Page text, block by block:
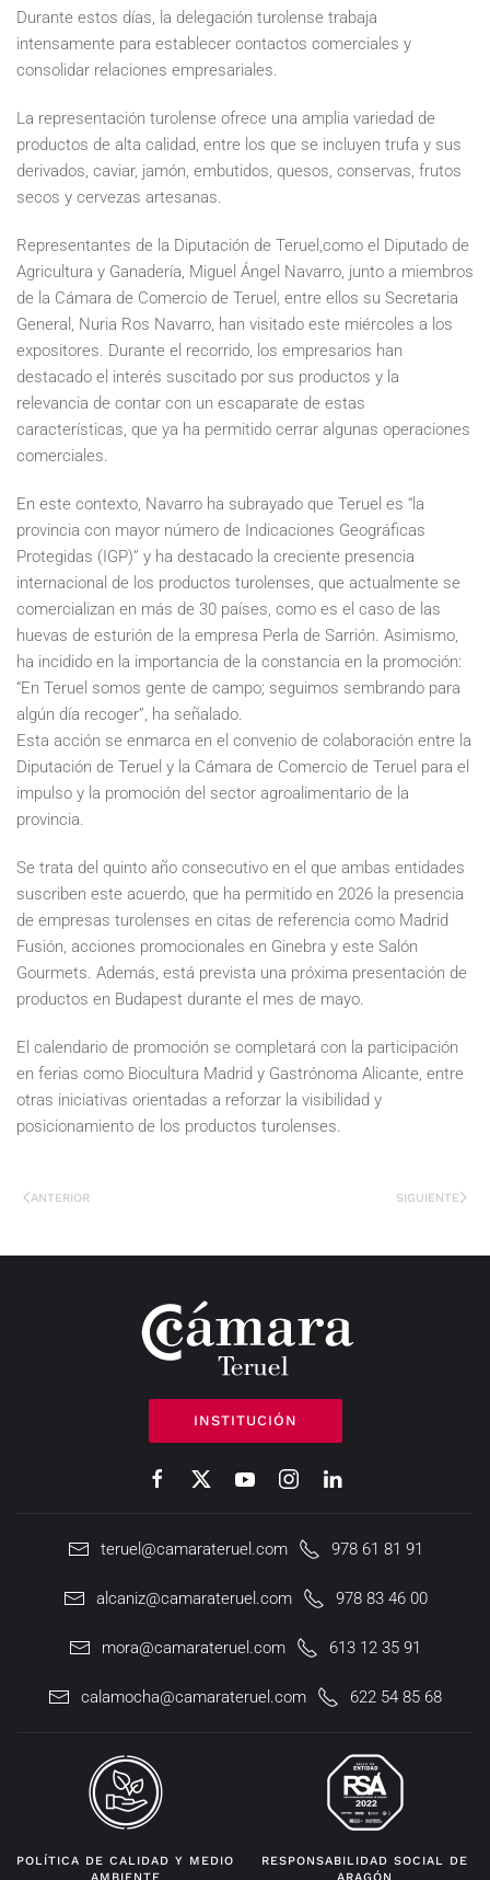
Durante estos días, la delegación turolense trabaja
intensamente para establecer contactos comerciales y
consolidar relaciones empresariales.
La representación turolense ofrece una amplia variedad de
productos de alta calidad, entre los que se incluyen trufa y sus
derivados, caviar, jamón, embutidos, quesos, conservas, frutos
secos y cervezas artesanas.
Representantes de la Diputación de Teruel,como el Diputado de
Agricultura y Ganadería, Miguel Ángel Navarro, junto a miembros
de la Cámara de Comercio de Teruel, entre ellos su Secretaria
General, Nuria Ros Navarro, han visitado este miércoles a los
expositores. Durante el recorrido, los empresarios han
destacado el interés suscitado por sus productos y la
relevancia de contar con un escaparate de estas
características, que ya ha permitido cerrar algunas operaciones
comerciales.
En este contexto, Navarro ha subrayado que Teruel es “la
provincia con mayor número de Indicaciones Geográficas
Protegidas (IGP)” y ha destacado la creciente presencia
internacional de los productos turolenses, que actualmente se
comercializan en más de 30 países, como es el caso de las
huevas de esturión de la empresa Perla de Sarrión. Asimismo,
ha incidido en la importancia de la constancia en la promoción:
“En Teruel somos gente de campo; seguimos sembrando para
algún día recoger”, ha señalado.
Esta acción se enmarca en el convenio de colaboración entre la
Diputación de Teruel y la Cámara de Comercio de Teruel para el
impulso y la promoción del sector agroalimentario de la
provincia.
Se trata del quinto año consecutivo en el que ambas entidades
suscriben este acuerdo, que ha permitido en 2026 la presencia
de empresas turolenses en citas de referencia como Madrid
Fusión, acciones promocionales en Ginebra y este Salón
Gourmets. Además, está prevista una próxima presentación de
productos en Budapest durante el mes de mayo.
El calendario de promoción se completará con la participación
en ferias como Biocultura Madrid y Gastrónoma Alicante, entre
otras iniciativas orientadas a reforzar la visibilidad y
posicionamiento de los productos turolenses.
ANTERIOR SIGUIENTE
INSTITUCIÓN
teruel@camarateruel.com 978 61 81 91
alcaniz@camarateruel.com 978 83 46 00
mora@camarateruel.com 613 12 35 91
calamocha@camarateruel.com 622 54 85 68
POLÍTICA DE CALIDAD Y MEDIO
RESPONSABILIDAD SOCIAL DE